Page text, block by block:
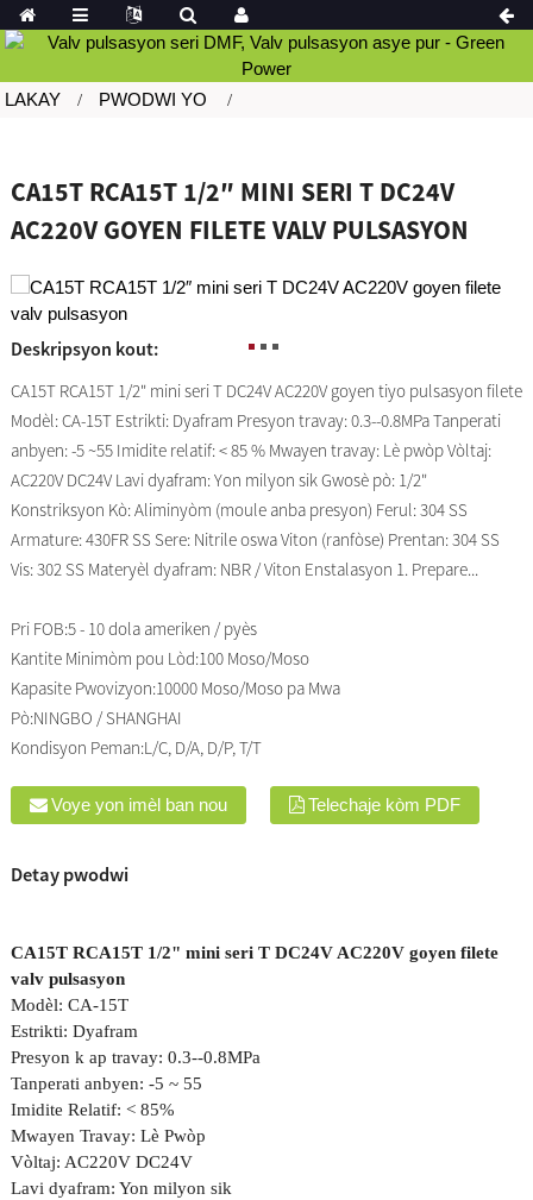
LAKAY PWODWI YO
CA15T RCA15T 1/2″ MINI SERI T DC24V
AC220V GOYEN FILETE VALV PULSASYON
Deskripsyon kout:
CA15T RCA15T 1/2" mini seri T DC24V AC220V goyen tiyo pulsasyon filete
Modèl: CA-15T Estrikti: Dyafram Presyon travay: 0.3--0.8MPa Tanperati
anbyen: -5 ~55 Imidite relatif: < 85 % Mwayen travay: Lè pwòp Vòltaj:
AC220V DC24V Lavi dyafram: Yon milyon sik Gwosè pò: 1/2"
Konstriksyon Kò: Aliminyòm (moule anba presyon) Ferul: 304 SS
Armature: 430FR SS Sere: Nitrile oswa Viton (ranfòse) Prentan: 304 SS
Vis: 302 SS Materyèl dyafram: NBR / Viton Enstalasyon 1. Prepare...
Pri FOB:5 - 10 dola ameriken / pyès
Kantite Minimòm pou Lòd:100 Moso/Moso
Kapasite Pwovizyon:10000 Moso/Moso pa Mwa
Pò:NINGBO / SHANGHAI
Kondisyon Peman:L/C, D/A, D/P, T/T
Voye yon imèl ban nou Telechaje kòm PDF
Detay pwodwi
CA15T RCA15T 1/2" mini seri T DC24V AC220V goyen filete
valv pulsasyon
Modèl: CA-15T
Estrikti: Dyafram
Presyon k ap travay: 0.3--0.8MPa
Tanperati anbyen: -5 ~ 55
Imidite Relatif: < 85%
Mwayen Travay: Lè Pwòp
Vòltaj: AC220V DC24V
Lavi dyafram: Yon milyon sik